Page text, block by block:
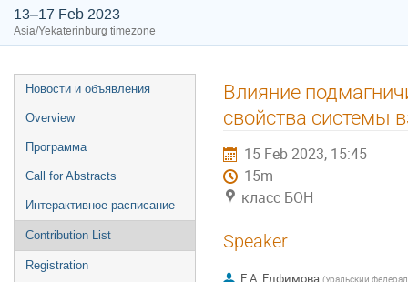
13–17 Feb 2023
Asia/Yekaterinburg timezone
Event
menu
Новости и объявления
Overview
Программа
Call for Abstracts
Интерактивное расписание
Contribution List
Registration
Влияние
свойства системы
15 Feb 2023, 15:45
15m
класс БОН
Speaker